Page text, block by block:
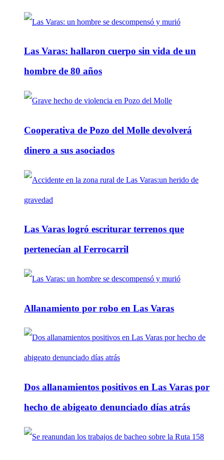
Las Varas: hallaron cuerpo sin vida de un
hombre de 80 años
Cooperativa de Pozo del Molle devolverá
dinero a sus asociados
Las Varas logró escriturar terrenos que
pertenecían al Ferrocarril
Allanamiento por robo en Las Varas
Dos allanamientos positivos en Las Varas por
hecho de abigeato denunciado días atrás